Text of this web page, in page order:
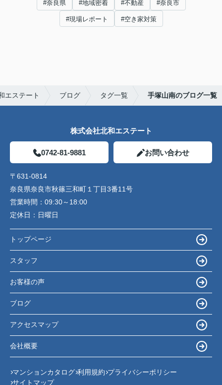
#奈良県 #地域密着 #不動産 #奈良市
#現場レポート #空き家対策
エステート ブログ タグ一覧 手塚山南のブログ一覧
株式会社北和エステート
0742-81-9881 お問い合わせ
〒631-0814
奈良県奈良市秋篠三和町１丁目3番11号
営業時間： 09:30～18:00
定休日： 日曜日
トップページ
スタッフ
お客様の声
ブログ
アクセスマップ
会社概要
マンションカタログ 利用規約 プライバシーポリシー
サイトマップ